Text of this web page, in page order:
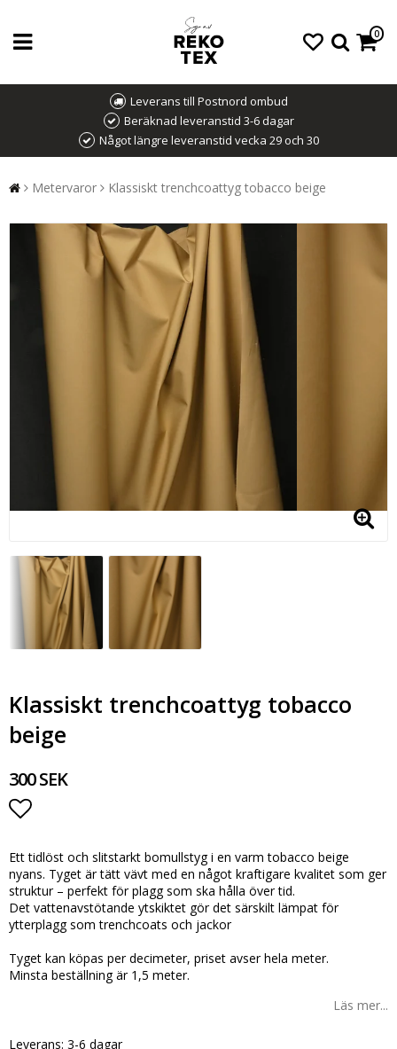
0
Leverans till Postnord ombud
Beräknad leveranstid 3-6 dagar
Något längre leveranstid vecka 29 och 30
Metervaror Klassiskt trenchcoattyg tobacco beige
Klassiskt trenchcoattyg tobacco
beige
300 SEK
Ett tidlöst och slitstarkt bomullstyg i en varm tobacco beige
nyans. Tyget är tätt vävt med en något kraftigare kvalitet som ger
struktur – perfekt för plagg som ska hålla över tid.
Det vattenavstötande ytskiktet gör det särskilt lämpat för
ytterplagg som trenchcoats och jackor
Tyget kan köpas per decimeter, priset avser hela meter.
Minsta beställning är 1,5 meter.
Läs mer...
Leverans: 3-6 dagar